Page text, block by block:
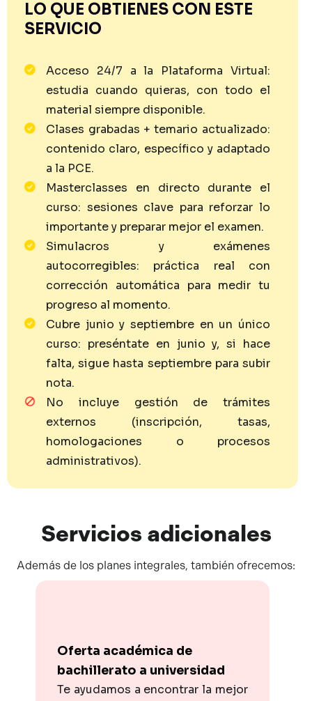
LO QUE OBTIENES CON ESTE
SERVICIO
Acceso 24/7 a la Plataforma Virtual:
estudia cuando quieras, con todo el
material siempre disponible.
Clases grabadas + temario actualizado:
contenido claro, específico y adaptado
a la PCE.
Masterclasses en directo durante el
curso: sesiones clave para reforzar lo
importante y preparar mejor el examen.
Simulacros y exámenes
autocorregibles: práctica real con
corrección automática para medir tu
progreso al momento.
Cubre junio y septiembre en un único
curso: preséntate en junio y, si hace
falta, sigue hasta septiembre para subir
nota.
No incluye gestión de trámites
externos (inscripción, tasas,
homologaciones o procesos
administrativos).
Servicios adicionales
Además de los planes integrales, también ofrecemos:
Oferta académica de
bachillerato a universidad
Te ayudamos a encontrar la mejor